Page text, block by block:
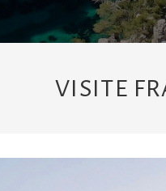
VISITE